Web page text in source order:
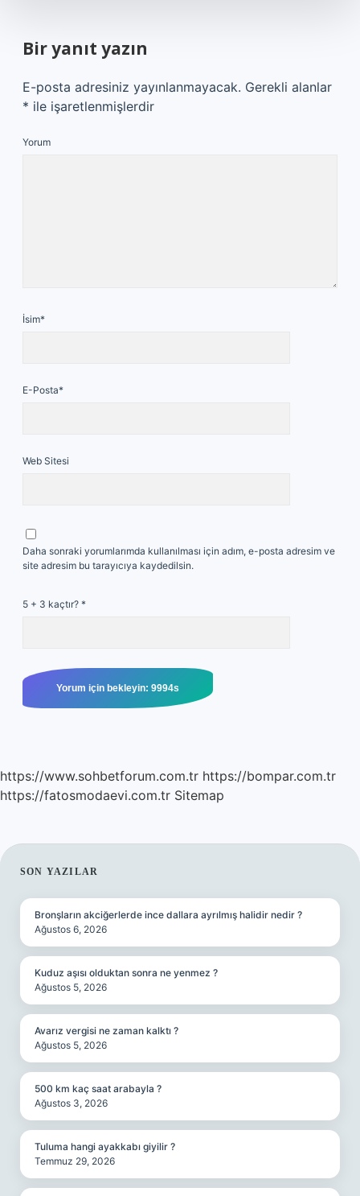
Bir yanıt yazın
E-posta adresiniz yayınlanmayacak. Gerekli alanlar
* ile işaretlenmişlerdir
Yorum
İsim*
E-Posta*
Web Sitesi
Daha sonraki yorumlarımda kullanılması için adım, e-posta adresim ve
site adresim bu tarayıcıya kaydedilsin.
5 + 3 kaçtır? *
https://www.sohbetforum.com.tr https://bompar.com.tr
https://fatosmodaevi.com.tr Sitemap
SIDEBAR
SON YAZILAR
Bronşların akciğerlerde ince dallara ayrılmış halidir nedir ?
Ağustos 6, 2026
Kuduz aşısı olduktan sonra ne yenmez ?
Ağustos 5, 2026
Avarız vergisi ne zaman kalktı ?
Ağustos 5, 2026
500 km kaç saat arabayla ?
Ağustos 3, 2026
Tuluma hangi ayakkabı giyilir ?
Temmuz 29, 2026